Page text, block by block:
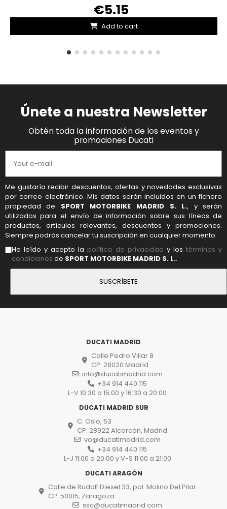
€5.15
Add to cart
Únete a nuestra Newsletter
Obtén toda la información de los eventos y
promociones Ducati
Me gustaría recibir descuentos, ofertas y novedades exclusivas
por correo electrónico. Mis datos serán incluidos en un fichero
propiedad de SPORT MOTORBIKE MADRID S. L., y serán
utilizados para el envío de información sobre sus líneas de
productos, artículos relevantes, descuentos y promociones.
Siempre podrás cancelar tu suscripción en cualquier momento.
He leído y acepto la política de privacidad y lostérminos y
condiciones de SPORT MOTORBIKE MADRID S. L..
DUCATI MADRID
Calle Pedro Villar 8
CP. 28020 Madrid
info@ducatimadrid.com
+34 914 440 115
L-V 10:30 a 15:00 y 16:30 a 20:00
DUCATI MADRID SUR
C. Oslo, 53
CP. 28922 Alcorcón, Madrid
vo@ducatimadrid.com
+34 914 440 115
L-J 11:00 a 20:00 y V-S 11:00 a 21:00
DUCATI ARAGÓN
Calle de Rudolf Diesel 33, pol. Molino Del Pilar
CP. 50015, Zaragoza
ssc@ducatimadrid.com